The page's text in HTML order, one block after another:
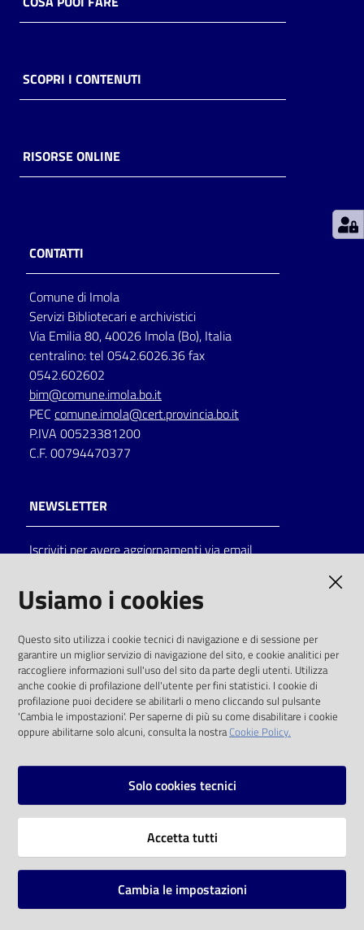
Casa
Piani
storico
per
lettura
Seguici
su
Catalogo
on line
Eventi
Chiedi al
bibliotecario
SCOPRI I CONTENUTI
RISORSE ONLINE
CONTATTI
Comune di Imola
Servizi Bibliotecari e archivistici
Via Emilia 80, 40026 Imola (Bo), Italia
centralino: tel 0542.6026.36 fax
0542.602602
bim@comune.imola.bo.it
PEC comune.imola@cert.provincia.bo.it
P.IVA 00523381200
C.F. 00794470377
NEWSLETTER
Iscriviti per avere aggiornamenti via email
solo alle condizioni previste dalla direttiva
comunitaria 2003/98/CE e dal d.lgs. 36/2006
SOCIAL
Instagram
Vai alla pagina
Mappa del sito
Usiamo i cookies
Questo sito utilizza i cookie tecnici di navigazione e di sessione per
garantire un miglior servizio di navigazione del sito, e cookie analitici per
raccogliere informazioni sull'uso del sito da parte degli utenti. Utilizza
anche cookie di profilazione dell'utente per fini statistici. I cookie di
profilazione puoi decidere se abilitarli o meno cliccando sul pulsante
'Cambia le impostazioni'. Per saperne di più su come disabilitare i cookie
oppure abilitarne solo alcuni, consulta la nostraCookie Policy.
Solo cookies tecnici
Accetta tutti
Cambia le impostazioni